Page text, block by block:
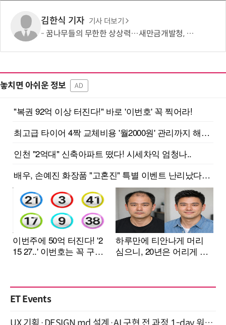
김한식 기자 기사 더보기
꿈나무들의 무한한 상상력…새만금개발청, '2026 새만금 가족사랑 그림그리기 대회' 성료
놓치면 아쉬운 정보 AD
ET Events